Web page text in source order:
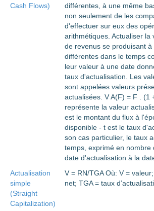
Cash Flows)
différentes, à une même
non seulement de les
d'effectuer sur eux des
arithmétiques. Actualiser la
de revenus se produisant à
différentes dans le temps
leur valeur à une date
taux d'actualisation. Les
sont appelées valeurs
actualisées. V A(F) = F . (1
représente la valeur
est le montant du flux à
disponible - t est le taux
son cas particulier, le taux
temps, exprimé en nombre
date d'actualisation à la
Actualisation
simple
(Straight
Capitalization)
V = RN/TGA Où: V =
net; TGA = taux